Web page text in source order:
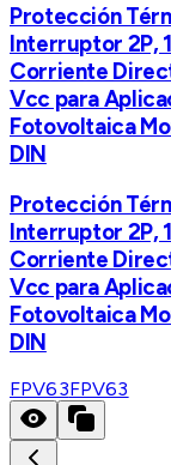
Protección
Interruptor 2P,
Corriente
Vcc para
Fotovoltaica
DIN
Protección
Interruptor 2P,
Corriente
Vcc para
Fotovoltaica
DIN
FPV63FPV63